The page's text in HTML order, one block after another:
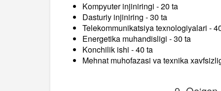
Kompyuter injiniringi - 20 ta
Dasturiy injiniring - 30 ta
Telekommunikatsiya texnologiyalari -
Energetika muhandisligi - 30 ta
Konchilik ishi - 40 ta
Mehnat muhofazasi va texnika